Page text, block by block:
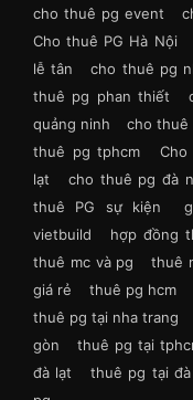
cho thuê pg event
Cho thuê PG Hà Nội
lễ tân
cho thuê pg
thuê pg phan thiết
quảng ninh
cho thuê
thuê pg tphcm
Cho
lạt
cho thuê pg đà
thuê PG sự kiện
vietbuild
hợp đồng
thuê mc và pg
thuê
giá rẻ
thuê pg hcm
thuê pg tại nha trang
gòn
thuê pg tại
đà lạt
thuê pg tại